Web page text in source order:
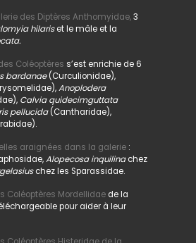
des Diptères Anthomyidae,3
hilariset le mâle et la
Coléoptères s’est enrichie de 6
bardanae(Curculionidae),
Anoplodera
Calvia quidecimguttata
pellucida(Cantharidae),
araignées dans la galerie:
Alopecosa inquilinachez
chez les Sparassidae.
Coléoptères Mordellidaede la
pour aider à leur